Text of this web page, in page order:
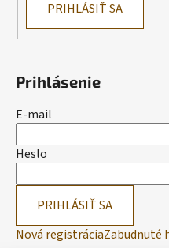
PRIHLÁSIŤ SA
Prihlásenie
E-mail
Heslo
PRIHLÁSIŤ SA
Nová registráciaZabudnuté